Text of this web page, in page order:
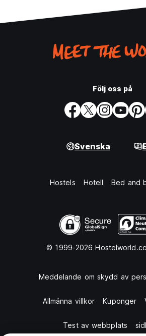
Följ oss på
Svenska
Hostels Hotell Bed and
© 1999-2026
Meddelande om skydd av
Allmänna villkor Kuponger
Test av webbplats